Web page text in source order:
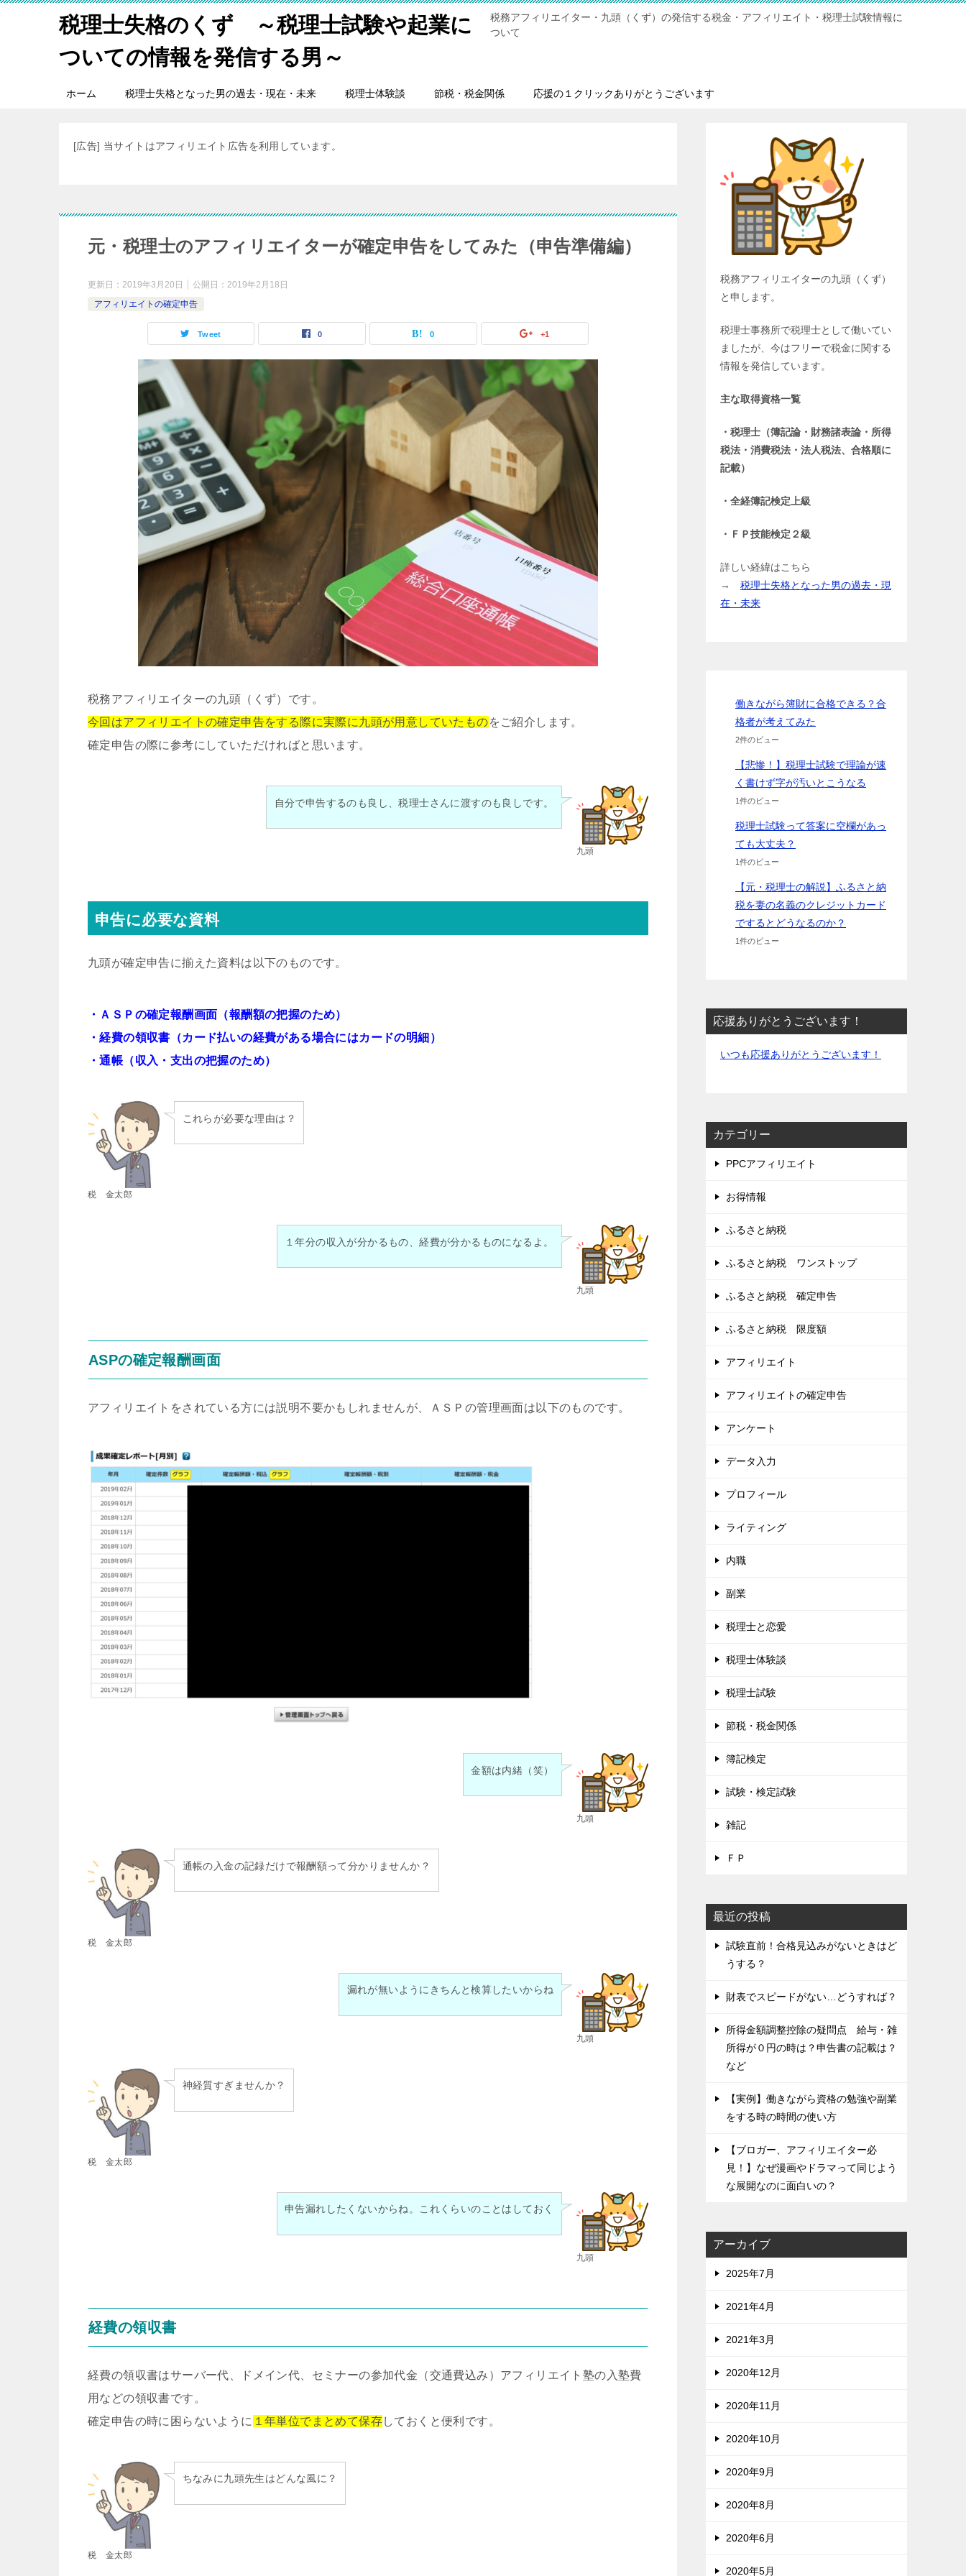
税理士失格のくず ～税理士試験や起業に
ついての情報を発信する男～
税務アフィリエイター・九頭（くず）の発信する税金・アフィリエイト・税理士試験情報に
ついて
ホーム 税理士失格となった男の過去・現在・未来 税理士体験談 節税・税金関係 応援の１クリックありがとうございます
[広告] 当サイトはアフィリエイト広告を利用しています。
元・税理士のアフィリエイターが確定申告をしてみた（申告準備編）
更新日： 2019年3月20日 公開日： 2019年2月18日
アフィリエイトの確定申告
Tweet 0 0 +1
税務アフィリエイターの九頭（くず）です。
今回はアフィリエイトの確定申告をする際に実際に九頭が用意していたものをご紹介します。
確定申告の際に参考にしていただければと思います。
九頭
自分で申告するのも良し、税理士さんに渡すのも良しです。
申告に必要な資料
九頭が確定申告に揃えた資料は以下のものです。
・ＡＳＰの確定報酬画面（報酬額の把握のため）
・経費の領収書（カード払いの経費がある場合にはカードの明細）
・通帳（収入・支出の把握のため）
税 金太郎
これらが必要な理由は？
九頭
１年分の収入が分かるもの、経費が分かるものになるよ。
ASPの確定報酬画面
アフィリエイトをされている方には説明不要かもしれませんが、ＡＳＰの管理画面は以下のものです。
九頭
金額は内緒（笑）
税 金太郎
通帳の入金の記録だけで報酬額って分かりませんか？
九頭
漏れが無いようにきちんと検算したいからね
税 金太郎
神経質すぎませんか？
九頭
申告漏れしたくないからね。これくらいのことはしておく
経費の領収書
経費の領収書はサーバー代、ドメイン代、セミナーの参加代金（交通費込み）アフィリエイト塾の入塾費
用などの領収書です。
確定申告の時に困らないように １年単位でまとめて保存しておくと便利です。
税 金太郎
ちなみに九頭先生はどんな風に？
税務アフィリエイターの九頭（くず）
と申します。
税理士事務所で税理士として働いてい
ましたが、今はフリーで税金に関する
情報を発信しています。
主な取得資格一覧
・税理士（簿記論・財務諸表論・所得
税法・消費税法・法人税法、合格順に
記載）
・全経簿記検定上級
・ＦＰ技能検定２級
詳しい経緯はこちら
→ 税理士失格となった男の過去・現
在・未来
働きながら簿財に合格できる？合
格者が考えてみた
2件のビュー
【悲惨！】税理士試験で理論が速
く書けず字が汚いとこうなる
1件のビュー
税理士試験って答案に空欄があっ
ても大丈夫？
1件のビュー
【元・税理士の解説】ふるさと納
税を妻の名義のクレジットカード
でするとどうなるのか？
1件のビュー
応援ありがとうございます！
いつも応援ありがとうございます！
カテゴリー
PPCアフィリエイト
お得情報
ふるさと納税
ふるさと納税 ワンストップ
ふるさと納税 確定申告
ふるさと納税 限度額
アフィリエイト
アフィリエイトの確定申告
アンケート
データ入力
プロフィール
ライティング
内職
副業
税理士と恋愛
税理士体験談
税理士試験
節税・税金関係
簿記検定
試験・検定試験
雑記
ＦＰ
最近の投稿
試験直前！合格見込みがないときはど
うする？
財表でスピードがない…どうすれば？
所得金額調整控除の疑問点 給与・雑
所得が０円の時は？申告書の記載は？
など
【実例】働きながら資格の勉強や副業
をする時の時間の使い方
【ブロガー、アフィリエイター必
見！】なぜ漫画やドラマって同じよう
な展開なのに面白いの？
アーカイブ
2025年7月
2021年4月
2021年3月
2020年12月
2020年11月
2020年10月
2020年9月
2020年8月
2020年6月
2020年5月